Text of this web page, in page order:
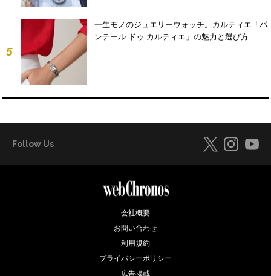
5
一生モノのジュエリーウォッチ。カルティエ「パ
ンテール ドゥ カルティエ」の魅力と選び方
Follow Us
会社概要
お問い合わせ
利用規約
プライバシーポリシー
広告掲載